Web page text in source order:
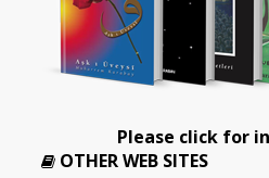
Please click for
OTHER WEB SITES